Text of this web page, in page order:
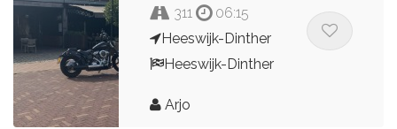
311
06:15
Heeswijk-Dinther
Heeswijk-Dinther
Arjo